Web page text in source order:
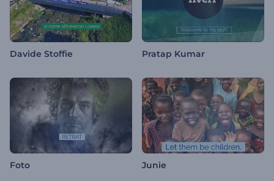
Davide Stoffie Pratap Kumar
Foto Junie